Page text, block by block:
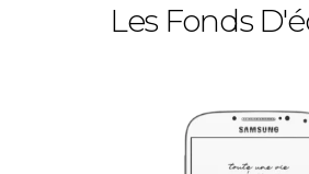
Les Fonds